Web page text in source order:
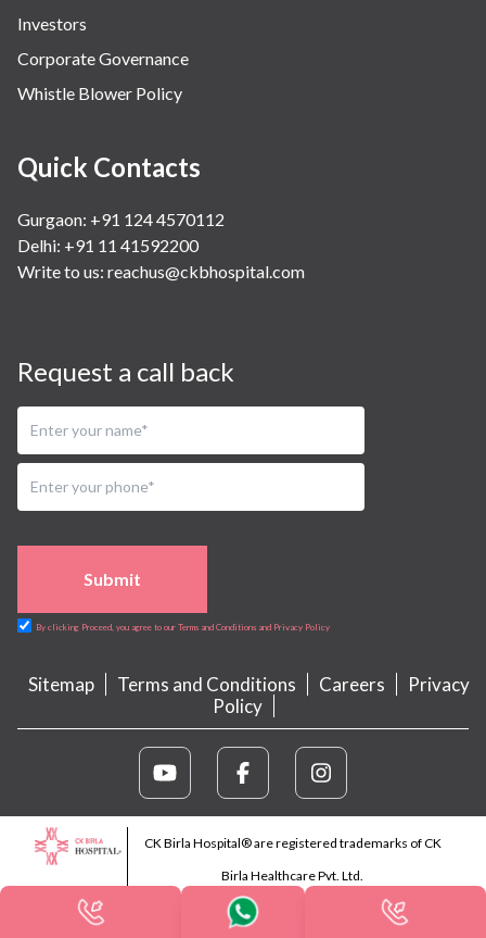
Investors
Corporate Governance
Whistle Blower Policy
Quick Contacts
Gurgaon: +91 124 4570112
Delhi: +91 11 41592200
Write to us: reachus@ckbhospital.com
Request a call back
Submit
By clicking Proceed, you agree to our Terms and Conditions and Privacy Policy
Sitemap Terms and Conditions Careers
Privacy
Policy
CK Birla Hospital® are registered trademarks of CK
Birla Healthcare Pvt. Ltd.